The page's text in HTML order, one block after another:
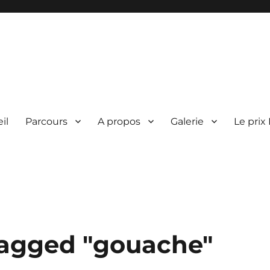
Parcours A propos Galerie Le prix
"gouache"